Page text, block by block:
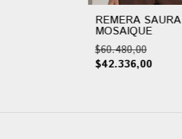
REMERA SAURA
MOSAIQUE
$60.480,00
$42.336,00